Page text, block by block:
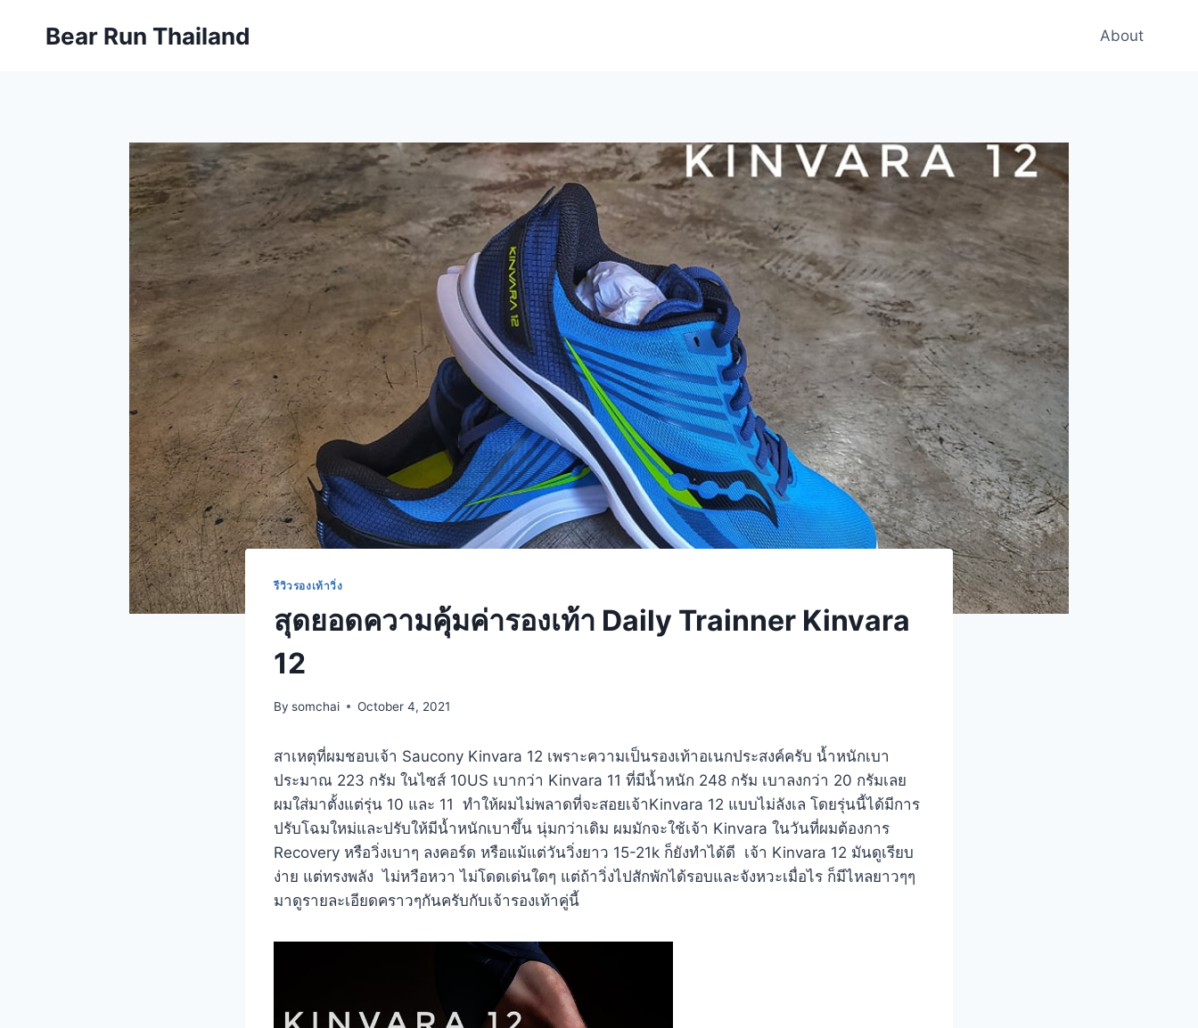
Bear Run Thailand About
รีวิวรองเท้าวิ่ง
สุดยอดความคุ้มค่ารองเท้า Daily Trainner Kinvara
12
By somchai October 4, 2021
สาเหตุที่ผมชอบเจ้า Saucony Kinvara 12 เพราะความเป็นรองเท้าอเนกประสงค์ครับ น้ำหนักเบา
ประมาณ 223 กรัม ในไซส์ 10US เบากว่า Kinvara 11 ที่มีน้ำหนัก 248 กรัม เบาลงกว่า 20 กรัมเลย
ผมใส่มาตั้งแต่รุ่น 10 และ 11 ทำให้ผมไม่พลาดที่จะสอยเจ้าKinvara 12 แบบไม่ลังเล โดยรุ่นนี้ได้มีการ
ปรับโฉมใหม่และปรับให้มีน้ำหนักเบาขึ้น นุ่มกว่าเดิม ผมมักจะใช้เจ้า Kinvara ในวันที่ผมต้องการ
Recovery หรือวิ่งเบาๆ ลงคอร์ด หรือแม้แต่วันวิ่งยาว 15-21k ก็ยังทำได้ดี เจ้า Kinvara 12 มันดูเรียบ
ง่าย แต่ทรงพลัง ไม่หวือหวา ไม่โดดเด่นใดๆ แต่ถ้าวิ่งไปสักพักได้รอบและจังหวะเมื่อไร ก็มีไหลยาวๆๆ
มาดูรายละเอียดคราวๆกันครับกับเจ้ารองเท้าคู่นี้